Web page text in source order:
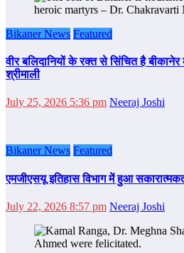
Bikaner News Featured
वीर बलिदानियों के रक्त से सिंचित है बीकानेर
श्रीमाली
July 25, 2026 5:36 pm Neeraj Joshi
Bikaner News Featured
एमजीएसयू इतिहास विभाग में हुआ
July 22, 2026 8:57 pm Neeraj Joshi